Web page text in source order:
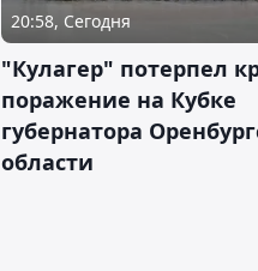
20:58, Сегодня
"Кулагер" потерпел
поражение на Кубке
губернатора
области